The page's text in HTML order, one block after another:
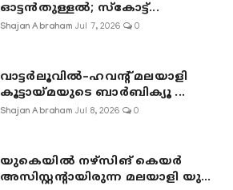
ഓട്ടൻതുള്ളൽ; സ്‌കോട്ട്...
Shajan Abraham Jul 7, 2026 0
വാട്ടർലൂവിൽ–ഹവന്റ് മലയാളി
കൂട്ടായ്മയുടെ ബാർബിക്യൂ ...
Shajan Abraham Jul 8, 2026 0
യുകെയിൽ നഴ്സിങ് കെയർ
അസിസ്റ്റന്റായിരുന്ന മലയാളി യു...